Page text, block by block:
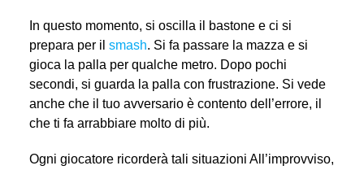
In questo momento, si oscilla il bastone e ci si
prepara per il smash. Si fa passare la mazza e si
gioca la palla per qualche metro. Dopo pochi
secondi, si guarda la palla con frustrazione. Si vede
anche che il tuo avversario è contento dell’errore, il
che ti fa arrabbiare molto di più.
Ogni giocatore ricorderà tali situazioni All’improvviso,